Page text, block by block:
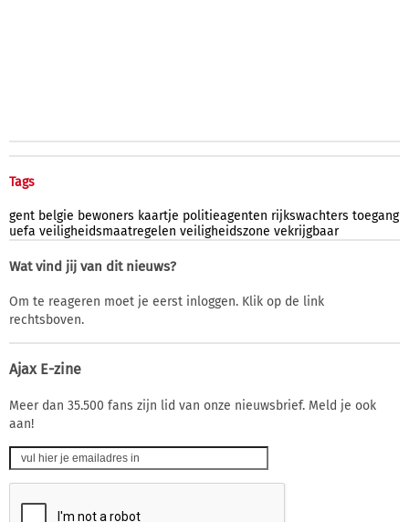
Tags
gent belgie bewoners kaartje politieagenten rijkswachters toegang
uefa veiligheidsmaatregelen veiligheidszone vekrijgbaar
Wat vind jij van dit nieuws?
Om te reageren moet je eerst inloggen. Klik op de link
rechtsboven.
Ajax E-zine
Meer dan 35.500 fans zijn lid van onze nieuwsbrief. Meld je ook
aan!